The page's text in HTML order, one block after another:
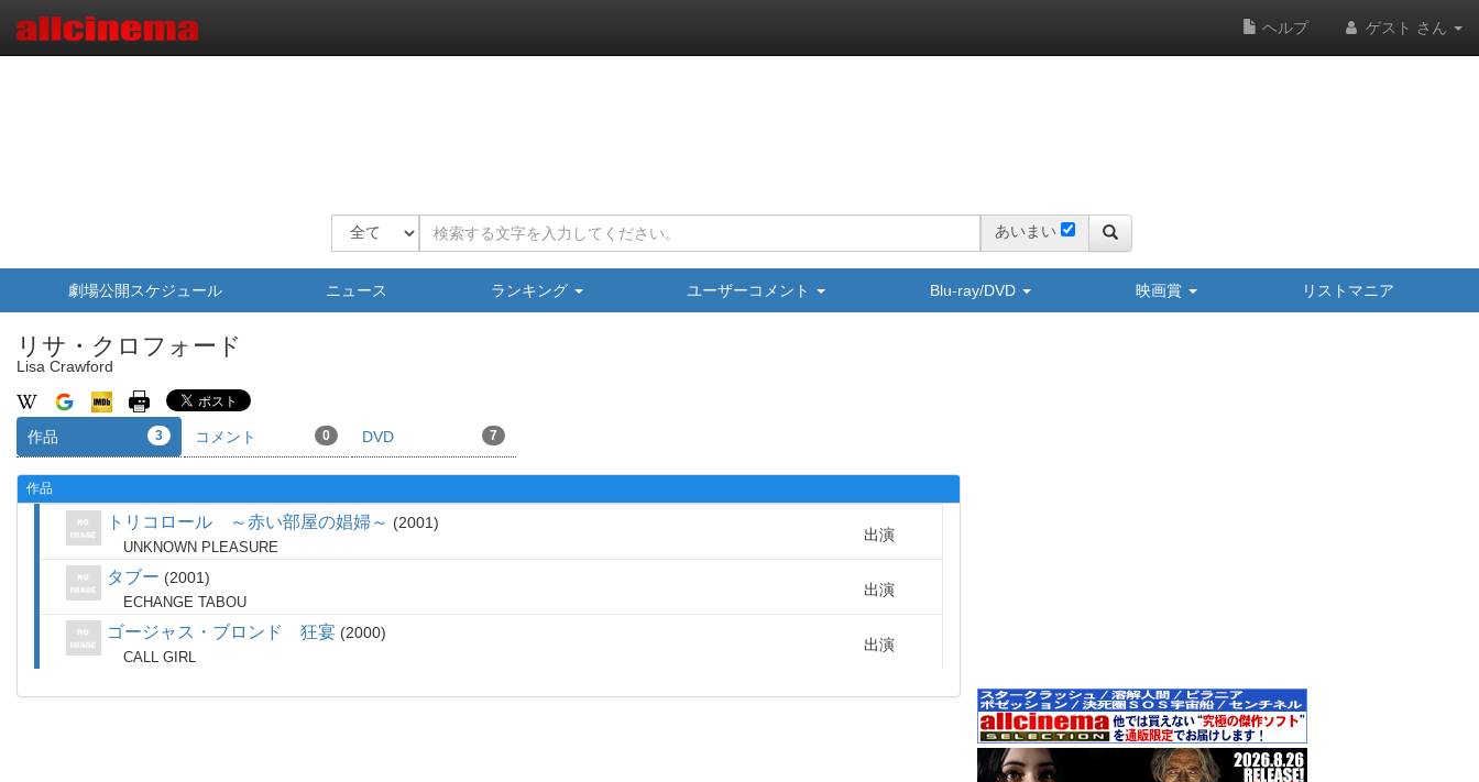
ヘルプ ゲスト さん
あいまい
劇場公開スケジュール ニュース ランキング ユーザーコメント Blu-ray/DVD 映画賞 リストマニア
リサ・クロフォード
Lisa Crawford
作品 3 コメント 0 DVD 7
作品
トリコロール ～赤い部屋の娼婦～ 2001
UNKNOWN PLEASURE
出演
タブー 2001
ECHANGE TABOU
出演
ゴージャス・ブロンド 狂宴 2000
CALL GIRL
出演